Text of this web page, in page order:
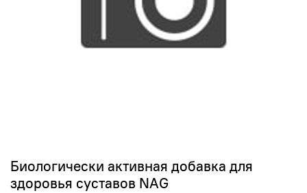
Биологически активная добавка для
здоровья суставов NAG